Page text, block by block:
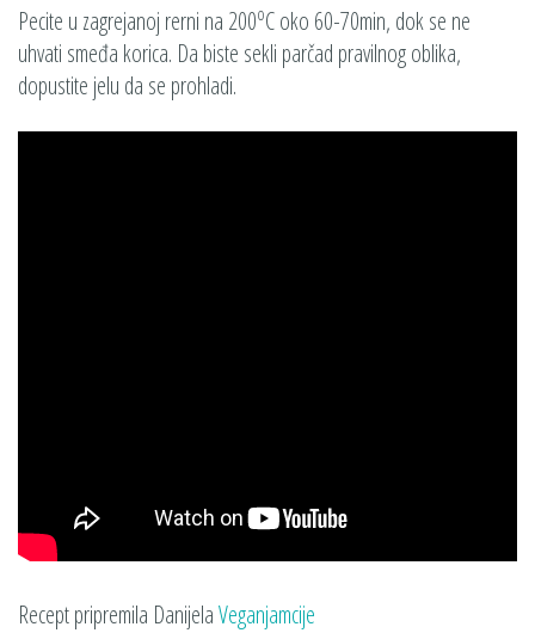
Pecite u zagrejanoj rerni na 200oC oko 60-70min, dok se ne
uhvati smeđa korica. Da biste sekli parčad pravilnog oblika,
dopustite jelu da se prohladi.
Recept pripremila DanijelaVeganjamcije